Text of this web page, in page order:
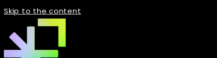
Skip to the content